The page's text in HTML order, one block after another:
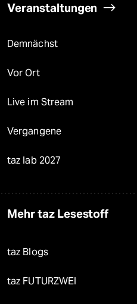
Veranstaltungen
Demnächst
Vor Ort
Live im Stream
Vergangene
taz lab 2027
Mehr taz Lesestoff
taz Blogs
taz FUTURZWEI